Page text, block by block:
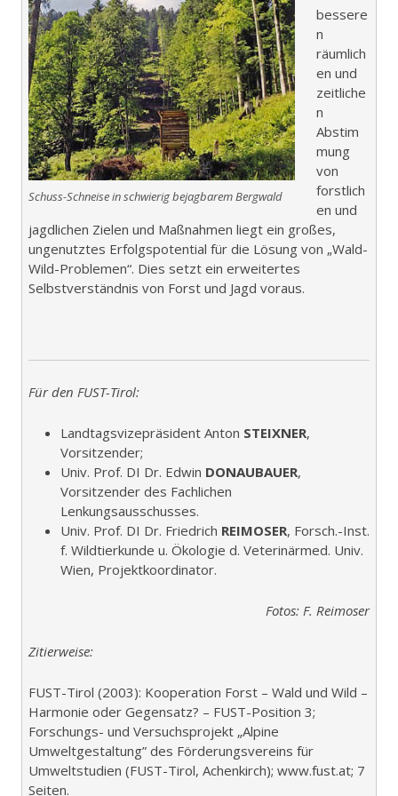
Schuss-Schneise in schwierig bejagbarem Bergwald
bessere
n
räumlich
en und
zeitliche
n
Abstim
mung
von
forstlich
en und
jagdlichen Zielen und Maßnahmen liegt ein großes,
ungenutztes Erfolgspotential für die Lösung von „Wald-
Wild-Problemen“. Dies setzt ein erweitertes
Selbstverständnis von Forst und Jagd voraus.
Für den FUST-Tirol:
Landtagsvizepräsident Anton STEIXNER,
Vorsitzender;
Univ. Prof. DI Dr. Edwin DONAUBAUER,
Vorsitzender des Fachlichen
Lenkungsausschusses.
Univ. Prof. DI Dr. Friedrich REIMOSER, Forsch.-Inst.
f. Wildtierkunde u. Ökologie d. Veterinärmed. Univ.
Wien, Projektkoordinator.
Fotos: F. Reimoser
Zitierweise:
FUST-Tirol (2003): Kooperation Forst – Wald und Wild –
Harmonie oder Gegensatz? – FUST-Position 3;
Forschungs- und Versuchsprojekt „Alpine
Umweltgestaltung” des Förderungsvereins für
Umweltstudien (FUST-Tirol, Achenkirch); www.fust.at; 7
Seiten.